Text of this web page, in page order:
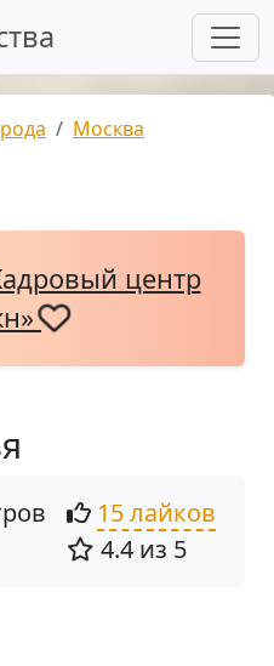
Москва
центр
15 лайков
4.4 из 5